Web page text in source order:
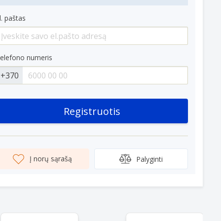
paštas
numeris
+370
Registruotis
Į norų sąrašą Palyginti